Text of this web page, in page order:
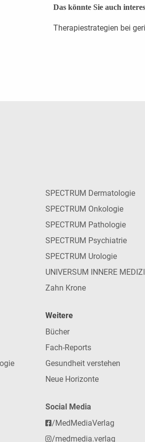
Das könnte Sie auch
Therapiestrategien bei
SPECTRUM Dermatologie
SPECTRUM Onkologie
SPECTRUM Pathologie
SPECTRUM Psychiatrie
SPECTRUM Urologie
UNIVERSUM INNERE
Zahn Krone
Weitere
Bücher
Fach-Reports
Gesundheit verstehen
Neue Horizonte
Social Media
/MedMediaVerlag
/medmedia.verlag